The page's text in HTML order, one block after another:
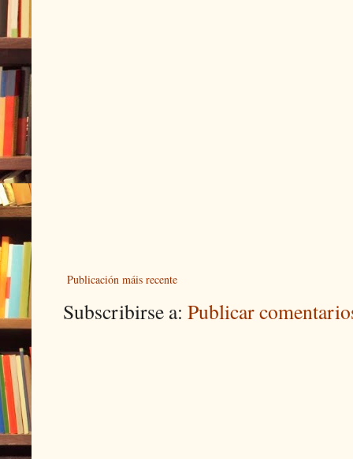
Publicación máis recente
Subscribirse a: Publicar